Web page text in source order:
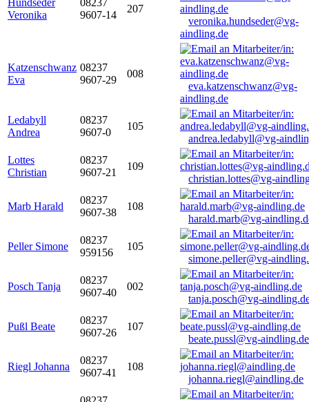
Hundseder
Veronika
08237
9607-14
207
veronika.hundseder@vg-
aindling.de
Katzenschwanz
Eva
08237
9607-29
008
eva.katzenschwanz@vg-
aindling.de
Ledabyll
Andrea
08237
9607-0
105
andrea.ledabyll@vg-
Lottes
Christian
08237
9607-21
109
christian.lottes@vg-
Marb Harald
08237
9607-38
108
harald.marb@vg-
Peller Simone
08237
959156
105
simone.peller@vg-
Posch Tanja
08237
9607-40
002
tanja.posch@vg-
Pußl Beate
08237
9607-26
107
beate.pussl@vg-aindling.de
Riegl Johanna
08237
9607-41
108
johanna.riegl@aindling.de